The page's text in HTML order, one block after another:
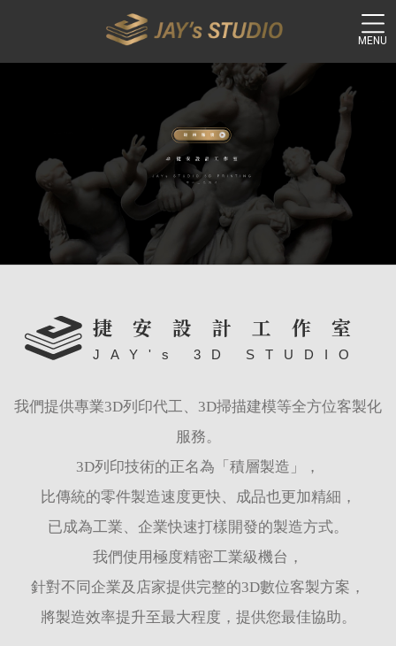
3D列印代工
3D列印推薦
捷安設計工作室
JAY's 3D STUDIO
我們提供專業3D列印代工、3D掃描建模等全方位客製化
服務。
3D列印技術的正名為「積層製造」，
比傳統的零件製造速度更快、成品也更加精細，
已成為工業、企業快速打樣開發的製造方式。
我們使用極度精密工業級機台，
針對不同企業及店家提供完整的3D數位客製方案，
將製造效率提升至最大程度，提供您最佳協助。